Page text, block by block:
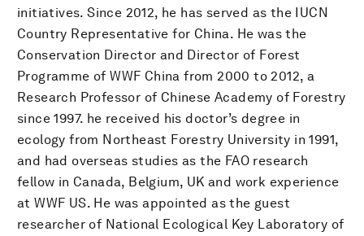
initiatives. Since 2012, he has served as the IUCN
Country Representative for China. He was the
Conservation Director and Director of Forest
Programme of WWF China from 2000 to 2012, a
Research Professor of Chinese Academy of Forestry
since 1997. he received his doctor’s degree in
ecology from Northeast Forestry University in 1991,
and had overseas studies as the FAO research
fellow in Canada, Belgium, UK and work experience
at WWF US. He was appointed as the guest
researcher of National Ecological Key Laboratory of